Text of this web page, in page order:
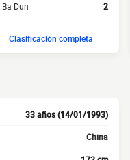
Ba Dun 2
Clasificación completa
33 años (14/01/1993)
China